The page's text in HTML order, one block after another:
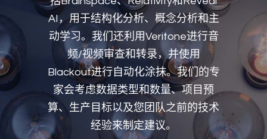
AI，用于结构化分析、概念分析和主
动学习。我们还利用Veritone进行音
频/视频审查和转录，并使用
Blackout进行自动化涂抹。我们的专
家会考虑数据类型和数量、项目预
算、生产目标以及您团队之前的技术
经验来制定建议。